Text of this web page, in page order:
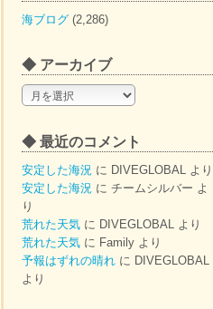
海ブログ (2,286)
◆ アーカイブ
◆
ア
カ
イ
ブ
◆ 最近のコメント
安定した海況 に DIVEGLOBAL より
安定した海況 に チームシルバー よ
り
荒れた天気 に DIVEGLOBAL より
荒れた天気 に Family より
予報はずれの晴れ に DIVEGLOBAL
より